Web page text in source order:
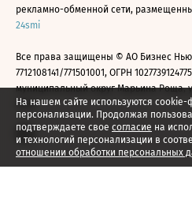
На нашем сайте используются cookie-
персонализации. Продолжая
подтверждаете свое согласие на
и технологий персонализации в
отношении обработки персональных
рекламно-обменной сети,
24smi
Все права защищены © АО Бизнес
7712108141/771501001, ОГРН
муниципальный округ Марьина Роща,
2026